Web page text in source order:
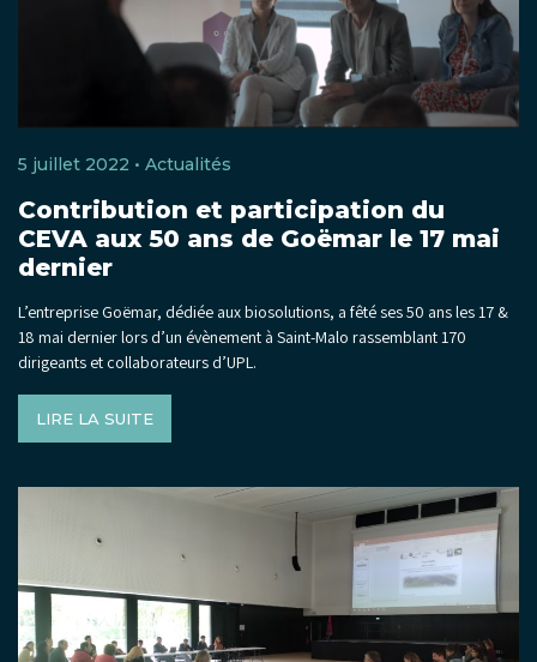
5 juillet 2022 • Actualités
Contribution et participation du
CEVA aux 50 ans de Goëmar le 17 mai
dernier
L’entreprise Goëmar, dédiée aux biosolutions, a fêté ses 50 ans les 17 &
18 mai dernier lors d’un évènement à Saint-Malo rassemblant 170
dirigeants et collaborateurs d’UPL.
LIRE LA SUITE